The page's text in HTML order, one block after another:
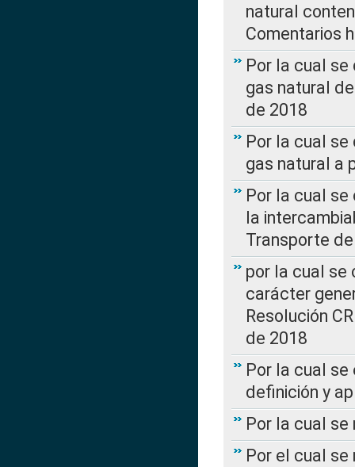
natural
Comentarios
Por la cual
gas natural
de 2018
Por la cual
gas natural a
Por la cual
la
Transporte
por la cual se
carácter
Resolución
de 2018
Por la cual
definición y
Por la cual
Por el cual